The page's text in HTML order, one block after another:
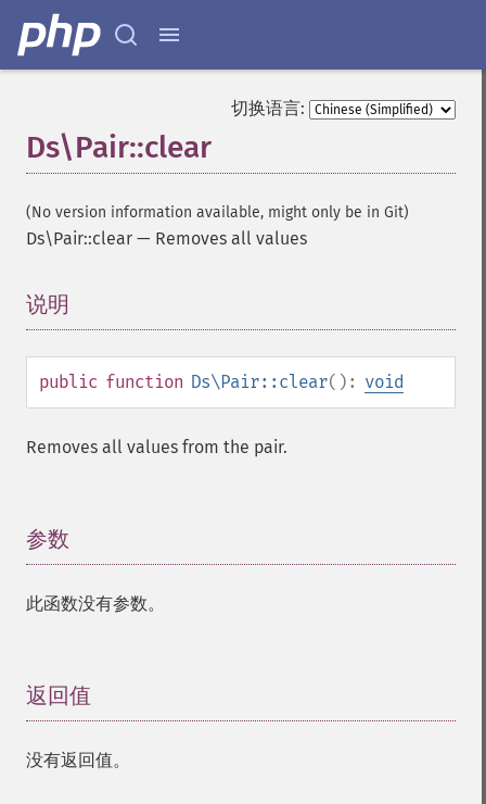
切换语言:
Ds\Pair::clear
(No version information available, might only be in Git)
Ds\Pair::clear — Removes all values
说明
public function Ds\Pair::clear(): void
Removes all values from the pair.
参数
此函数没有参数。
返回值
没有返回值。